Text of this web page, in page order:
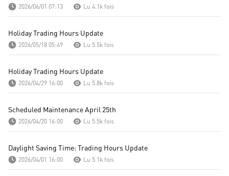
2026/06/01 07:13 Lu 4.1k fois
Holiday Trading Hours Update
2026/05/18 05:49 Lu 5.5k fois
Holiday Trading Hours Update
2026/04/29 16:00 Lu 5.8k fois
Scheduled Maintenance April 25th
2026/04/20 16:00 Lu 5.5k fois
Daylight Saving Time: Trading Hours Update
2026/04/01 16:00 Lu 5.1k fois